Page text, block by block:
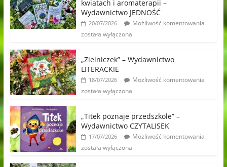
kwiatach i aromaterapii –
Wydawnictwo JEDNOŚĆ
20/07/2026
Możliwość komentowania
została wyłączona
„Zielniczek” – Wydawnictwo
LITERACKIE
18/07/2026
Możliwość komentowania
została wyłączona
„Titek poznaje przedszkole” –
Wydawnictwo CZYTALISEK
17/07/2026
Możliwość komentowania
została wyłączona